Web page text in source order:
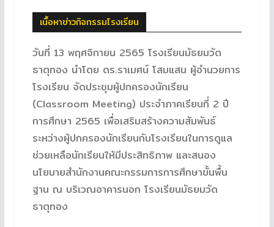
เนื้อหาข่าวกิจกรรมโรงเรียน
วันที่ 13 พฤศจิกายน 2565 โรงเรียนมัธยมวัด
ธาตุทอง นำโดย ดร.ราเมศน์ โสมแสน ผู้อำนวยการ
โรงเรียน จัดประชุมผู้ปกครองนักเรียน
(Classroom Meeting) ประจำภาคเรียนที่ 2 ปี
การศึกษา 2565 เพื่อเสริมสร้างความสัมพันธ์
ระหว่างผู้ปกครองนักเรียนกับโรงเรียนในการดูแล
ช่วยเหลือนักเรียนให้มีประสิทธิภาพ และสนอง
นโยบายสำนักงานคณะกรรมการการศึกษาขั้นพื้น
ฐาน ณ บริเวณอาคารนอก โรงเรียนมัธยมวัด
ธาตุทอง